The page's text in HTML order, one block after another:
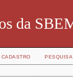
da
CADASTRO PESQUISA